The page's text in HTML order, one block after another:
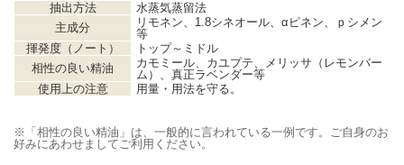
抽出方法
水蒸気蒸留法
主成分
リモネン、1.8シネオール、αピネン、ｐシメン
等
揮発度（ノート）
トップ～ミドル
相性の良い精油
カモミール、カユプテ、メリッサ（レモンバー
ム）、真正ラベンダー等
使用上の注意
用量・用法を守る。
※「相性の良い精油」は、一般的に言われている一例です。ご自身のお
好みにあわせましてご利用ください。